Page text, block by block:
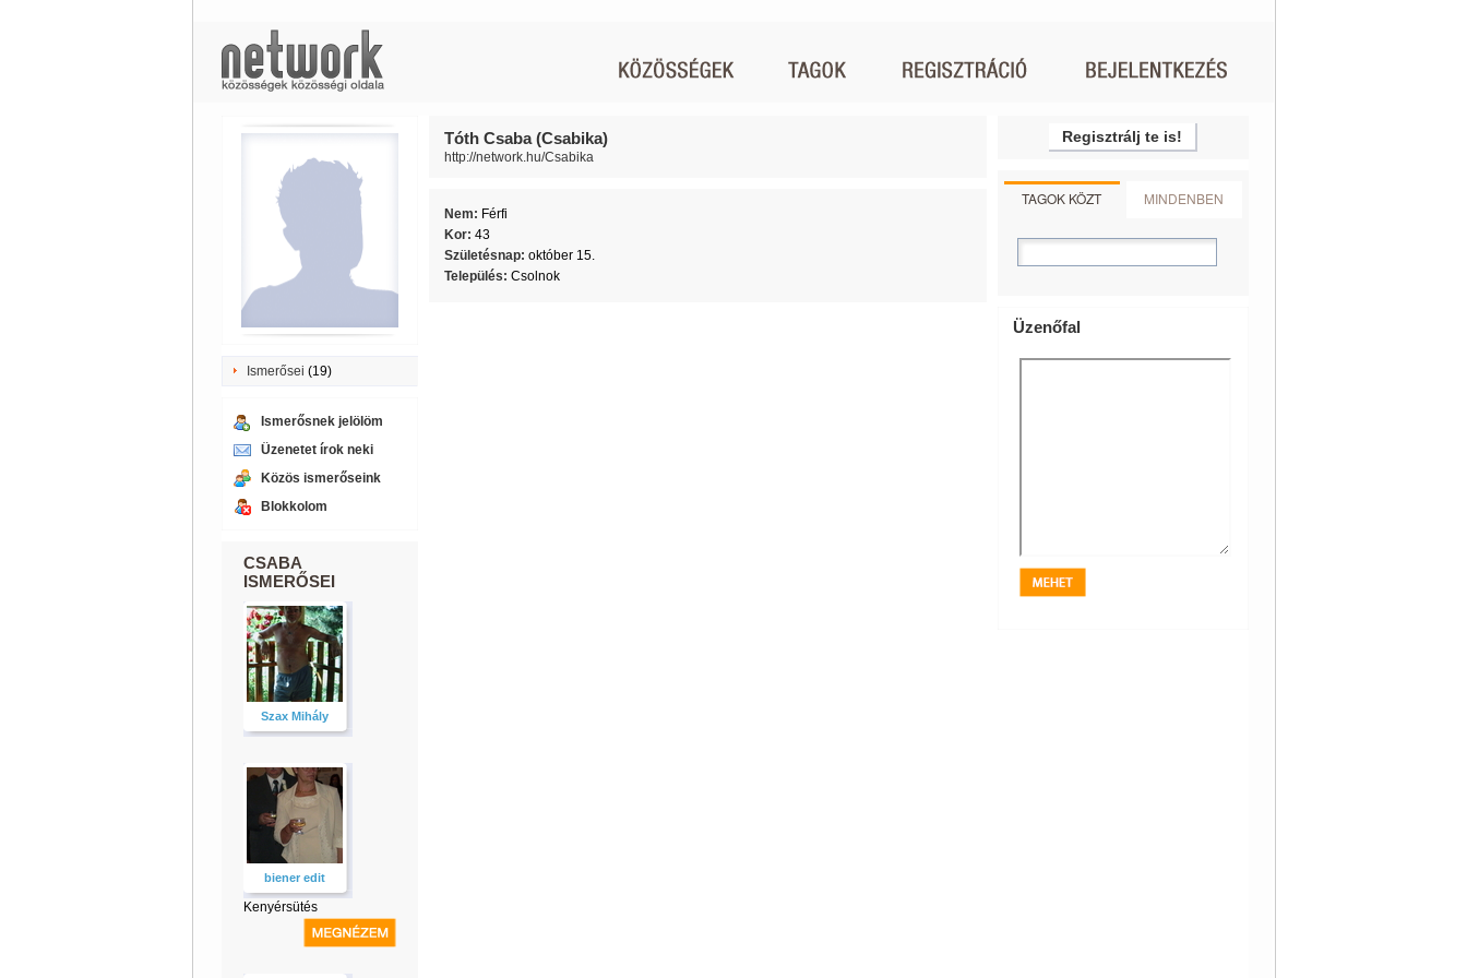
Ismerősei (19)
Ismerősnek jelölöm
Üzenetet írok neki
Közös ismerőseink
Blokkolom
CSABA
ISMERŐSEI
Szax Mihály
biener edit
Kenyérsütés
Tóth Csaba (Csabika)
http://network.hu/Csabika
Nem: Férfi
Kor: 43
Születésnap: október 15.
Település: Csolnok
Regisztrálj te is!
TAGOK KÖZT MINDENBEN
Üzenőfal